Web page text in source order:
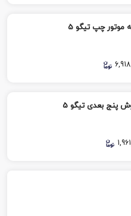
موتور چپ تیگو 5
پنج بعدی تیگو 5